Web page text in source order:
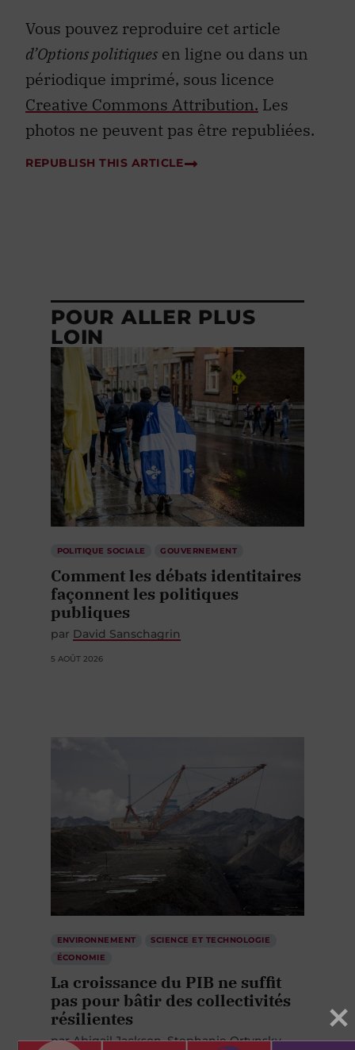
Vous pouvez reproduire cet article
d’Options politiques en ligne ou dans un
périodique imprimé, sous licence
Creative Commons Attribution. Les
photos ne peuvent pas être republiées.
REPUBLISH THIS ARTICLE
POUR ALLER PLUS
LOIN
POLITIQUE SOCIALE GOUVERNEMENT
Comment les débats identitaires
façonnent les politiques
publiques
par David Sanschagrin
5 AOÛT 2026
ENVIRONNEMENT
SCIENCE ET TECHNOLOGIE
ÉCONOMIE
La croissance du PIB ne suffit
pas pour bâtir des collectivités
résilientes
parAbigail Jackson Stephanie Ortynsky